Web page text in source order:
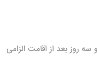
روز بعد از اقامت الزامی